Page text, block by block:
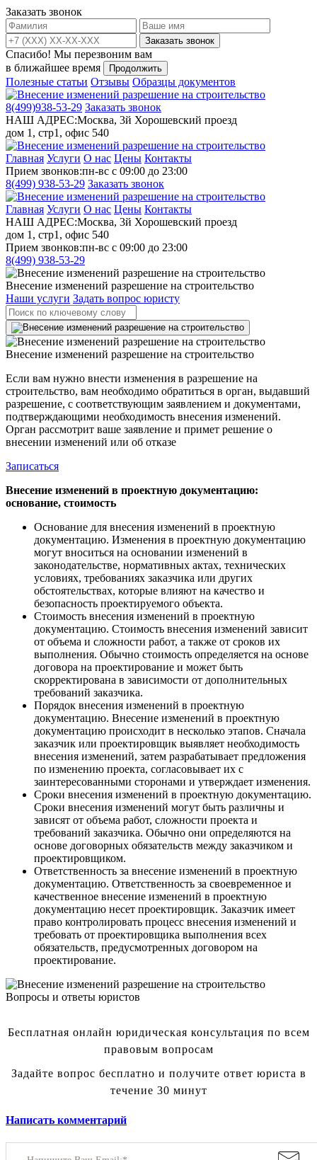
Заказать звонок
Заказать звонок
Спасибо! Мы перезвоним вам
в ближайшее время
Продолжить
Полезные статьи Отзывы Образцы документов
8(499)938-53-29 Заказать звонок
НАШ АДРЕС:Москва, 3й Хорошевский проезд
дом 1, стр1, офис 540
Главная Услуги О нас Цены Контакты
Прием звонков:пн-вс с 09:00 до 23:00
8(499) 938-53-29 Заказать звонок
Главная Услуги О нас Цены Контакты
НАШ АДРЕС:Москва, 3й Хорошевский проезд
дом 1, стр1, офис 540
Прием звонков:пн-вс с 09:00 до 23:00
8(499) 938-53-29
Внесение изменений разрешение на строительство
Наши услуги Задать вопрос юристу
Внесение изменений разрешение на строительство
Если вам нужно внести изменения в разрешение на
строительство, вам необходимо обратиться в орган, выдавший
разрешение, с соответствующим заявлением и документами,
подтверждающими необходимость внесения изменений.
Орган рассмотрит ваше заявление и примет решение о
внесении изменений или об отказе
Записаться
Внесение изменений в проектную документацию:
основание, стоимость
Основание для внесения изменений в проектную
документацию. Изменения в проектную документацию
могут вноситься на основании изменений в
законодательстве, нормативных актах, технических
условиях, требованиях заказчика или других
обстоятельствах, которые влияют на качество и
безопасность проектируемого объекта.
Стоимость внесения изменений в проектную
документацию. Стоимость внесения изменений зависит
от объема и сложности работ, а также от сроков их
выполнения. Обычно стоимость определяется на основе
договора на проектирование и может быть
скорректирована в зависимости от дополнительных
требований заказчика.
Порядок внесения изменений в проектную
документацию. Внесение изменений в проектную
документацию происходит в несколько этапов. Сначала
заказчик или проектировщик выявляет необходимость
внесения изменений, затем разрабатывает предложения
по изменению проекта, согласовывает их с
заинтересованными сторонами и утверждает изменения.
Сроки внесения изменений в проектную документацию.
Сроки внесения изменений могут быть различны и
зависят от объема работ, сложности проекта и
требований заказчика. Обычно они определяются на
основе договорных обязательств между заказчиком и
проектировщиком.
Ответственность за внесение изменений в проектную
документацию. Ответственность за своевременное и
качественное внесение изменений в проектную
документацию несет проектировщик. Заказчик имеет
право контролировать процесс внесения изменений и
требовать от проектировщика выполнения всех
обязательств, предусмотренных договором на
проектирование.
Вопросы и ответы юристов
Бесплатная онлайн юридическая консультация по всем
правовым вопросам
Задайте вопрос бесплатно и получите ответ юриста в
течение 30 минут
Написать комментарий